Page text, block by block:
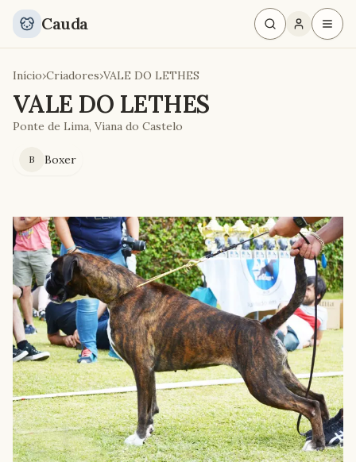
Cauda
Início›Criadores›VALE DO LETHES
VALE DO LETHES
Ponte de Lima, Viana do Castelo
B Boxer